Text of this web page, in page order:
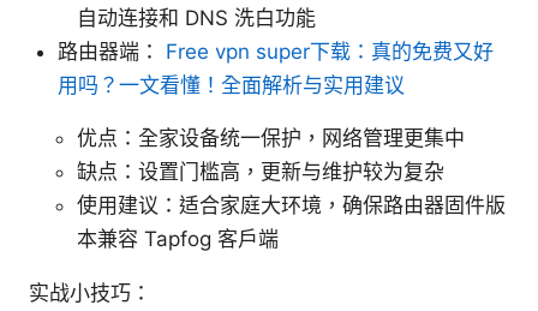
自动连接和 DNS 洗白功能
路由器端： Free vpn super下载：真的免费又好
用吗？一文看懂！全面解析与实用建议
优点：全家设备统一保护，网络管理更集中
缺点：设置门槛高，更新与维护较为复杂
使用建议：适合家庭大环境，确保路由器固件版
本兼容 Tapfog 客户端
实战小技巧：